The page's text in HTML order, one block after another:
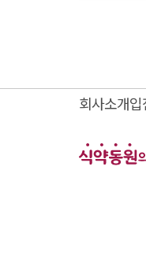
회사소개입